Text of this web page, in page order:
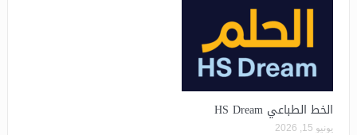
الخط الطباعي HS Dream
يونيو 15, 2026